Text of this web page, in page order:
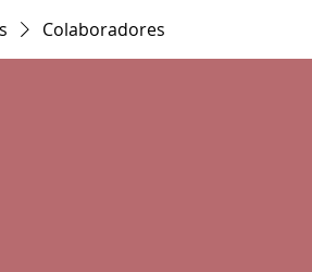
Colaboradores